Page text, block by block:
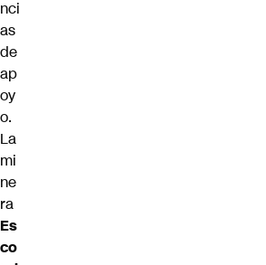
nci
as
de
ap
oy
o.
La
mi
ne
ra
Es
co